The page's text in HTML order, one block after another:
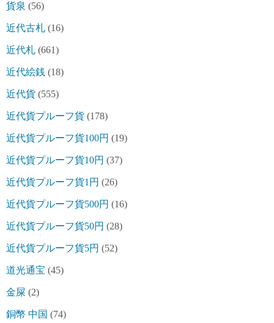
貨泉 (56)
近代古札 (16)
近代札 (661)
近代絵銭 (18)
近代貨 (555)
近代貨プルーフ貨 (178)
近代貨プルーフ貨100円 (19)
近代貨プルーフ貨10円 (37)
近代貨プルーフ貨1円 (26)
近代貨プルーフ貨500円 (16)
近代貨プルーフ貨50円 (28)
近代貨プルーフ貨5円 (52)
道光通宝 (45)
金屎 (2)
銅幣 中国 (74)